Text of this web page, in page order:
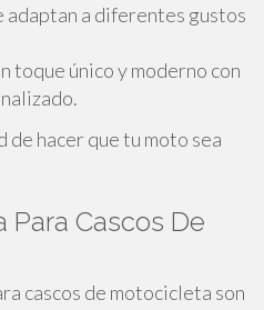
adaptan a diferentes gustos
toque único y moderno con
hacer que tu moto sea
Para Cascos De
cascos de motocicleta son